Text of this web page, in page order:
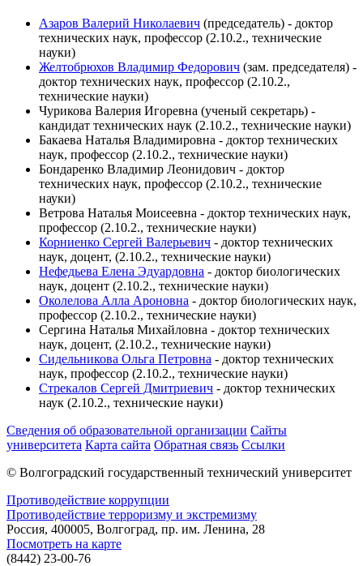
Азаров Валерий Николаевич (председатель) - доктор
технических наук, профессор (2.10.2., технические
науки)
Желтобрюхов Владимир Федорович (зам. председателя) -
доктор технических наук, профессор (2.10.2.,
технические науки)
Чурикова Валерия Игоревна (ученый секретарь) -
кандидат технических наук (2.10.2., технические науки)
Бакаева Наталья Владимировна - доктор технических
наук, профессор (2.10.2., технические науки)
Бондаренко Владимир Леонидович - доктор
технических наук, профессор (2.10.2., технические
науки)
Ветрова Наталья Моисеевна - доктор технических наук,
профессор (2.10.2., технические науки)
Корниенко Сергей Валерьевич - доктор технических
наук, доцент, (2.10.2., технические науки)
Нефедьева Елена Эдуардовна - доктор биологических
наук, доцент (2.10.2., технические науки)
Околелова Алла Ароновна - доктор биологических наук,
профессор (2.10.2., технические науки)
Сергина Наталья Михайловна - доктор технических
наук, доцент, (2.10.2., технические науки)
Сидельникова Ольга Петровна - доктор технических
наук, профессор (2.10.2., технические науки)
Стрекалов Сергей Дмитриевич - доктор технических
наук (2.10.2., технические науки)
Сведения об образовательной организации Сайты
университета Карта сайта Обратная связь Ссылки
© Волгоградский государственный технический университет
Противодействие коррупции
Противодействие терроризму и экстремизму
Россия, 400005, Волгоград, пр. им. Ленина, 28
Посмотреть на карте
(8442) 23-00-76